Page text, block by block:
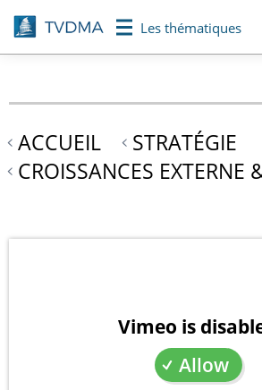
Aller
au
contenu
Les thématiques
ACCUEIL
STRATÉGIE
CROISSANCES EXTERNE
Vimeo is
Allow